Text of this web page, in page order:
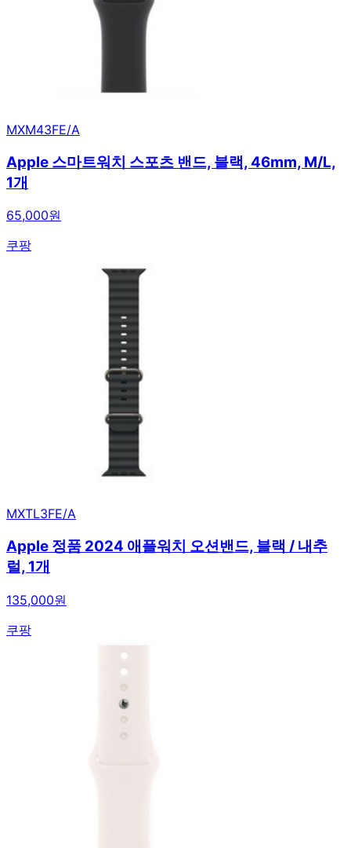
MXM43FE/A
Apple 스마트워치 스포츠 밴드, 블랙, 46mm, M/L,
1개
65,000원
쿠팡
MXTL3FE/A
Apple 정품 2024 애플워치 오션밴드, 블랙 / 내추
럴, 1개
135,000원
쿠팡